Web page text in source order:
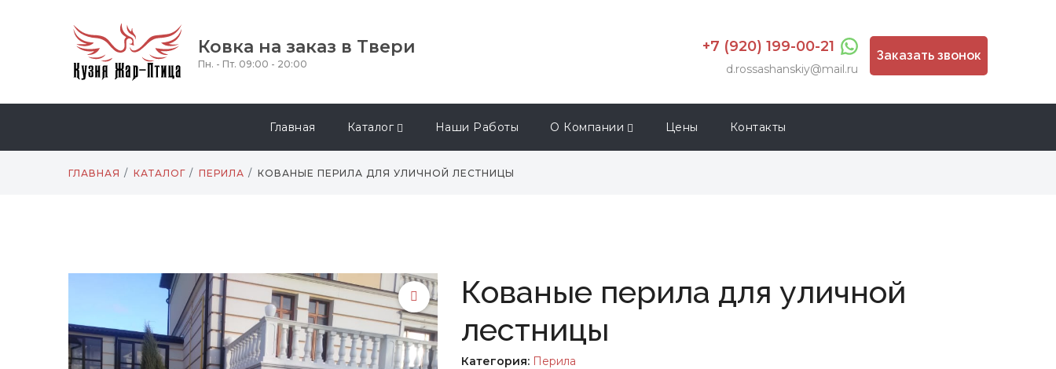
Ковка на заказ в Твери
Пн. - Пт. 09:00 - 20:00
+7 (920) 199-00-21
d.rossashanskiy@mail.ru
Заказать звонок
Главная Каталог Наши Работы О Компании Цены Контакты
ГЛАВНАЯ КАТАЛОГ ПЕРИЛА КОВАНЫЕ ПЕРИЛА ДЛЯ УЛИЧНОЙ ЛЕСТНИЦЫ
Кованые перила для уличной
лестницы
Категория: Перила